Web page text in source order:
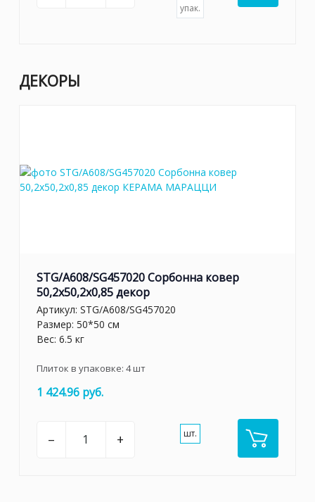
упак.
ДЕКОРЫ
STG/A608/SG457020 Сорбонна ковер
50,2x50,2x0,85 декор
Артикул: STG/A608/SG457020
Размер: 50*50 см
Вес: 6.5 кг
Плиток в упаковке: 4шт
1 424.96 руб.
– + шт.